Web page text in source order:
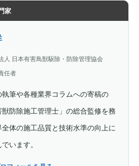
家
人 日本有害鳥獣駆除・防除管理協会
任者
執筆や各種業界コラムへの寄稿の
獣防除施工管理士」の総合監修を務
全体の施工品質と技術水準の向上に
います。